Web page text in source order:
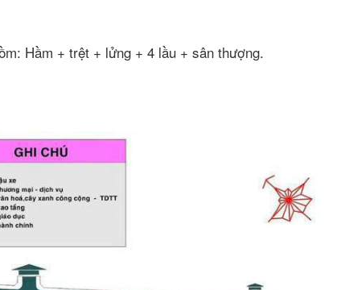
Hầm + trệt + lửng + 4 lầu + sân thượng.